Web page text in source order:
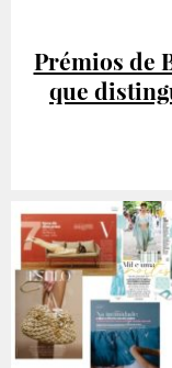
Prémios de
que